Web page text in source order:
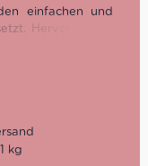
einfachen und
Hervorragend
Keks nach dem
toskanischen Vin
zertifiziert.
kg